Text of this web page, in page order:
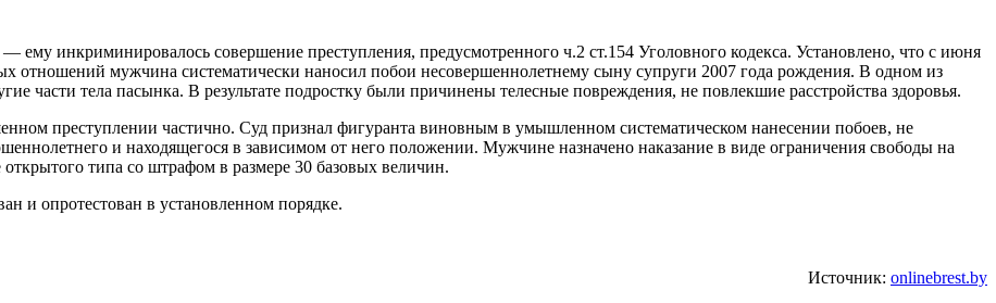
инкриминировалось совершение преступления, предусмотренного ч.2 ст.154 Уголовного кодекса. Установлено, что с июня
отношений мужчина систематически наносил побои несовершеннолетнему сыну супруги 2007 года рождения. В одном из
части тела пасынка. В результате подростку были причинены телесные повреждения, не повлекшие расстройства здоровья.
преступлении частично. Суд признал фигуранта виновным в умышленном систематическом нанесении побоев, не
и находящегося в зависимом от него положении. Мужчине назначено наказание в виде ограничения свободы на
типа со штрафом в размере 30 базовых величин.
и опротестован в установленном порядке.
Источник: onlinebrest.by